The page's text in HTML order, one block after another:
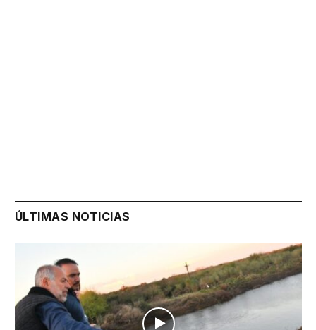
ÚLTIMAS NOTICIAS